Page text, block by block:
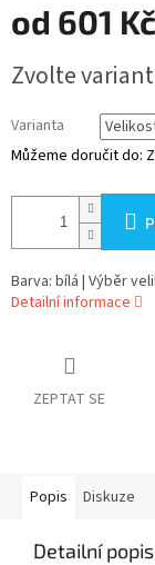
od 601 Kč
cena:
Zvolte
Varianta
Můžeme doručit do:
Barva: bílá | Výběr
Detailní informace
ZEPTAT SE
Popis Diskuze
Detailní